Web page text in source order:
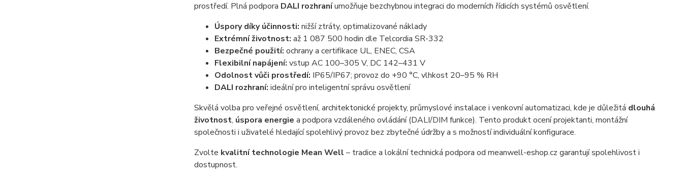
prostředí. Plná podpora DALI rozhraníumožňuje bezchybnou integraci do moderních řídicích systémů osvětlení.
Úspory díky účinnosti: nižší ztráty, optimalizované náklady
Extrémní životnost: až 1 087 500 hodin dle Telcordia SR-332
Bezpečné použití: ochrany a certifikace UL, ENEC, CSA
Flexibilní napájení: vstup AC 100–305 V, DC 142–431 V
Odolnost vůči prostředí: IP65/IP67; provoz do +90 °C, vlhkost 20–95 % RH
DALI rozhraní: ideální pro inteligentní správu osvětlení
Skvělá volba pro veřejné osvětlení, architektonické projekty, průmyslové instalace i venkovní automatizaci, kde je důležitá dlouhá
životnost, úspora energie a podpora vzdáleného ovládání (DALI/DIM funkce). Tento produkt ocení projektanti, montážní
společnosti i uživatelé hledající spolehlivý provoz bez zbytečné údržby a s možností individuální konfigurace.
Zvolte kvalitní technologie Mean Well – tradice a lokální technická podpora od meanwell-eshop.cz garantují spolehlivost i
dostupnost.